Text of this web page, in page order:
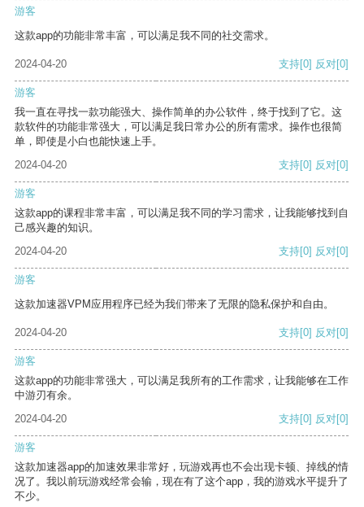
游客
这款app的功能非常丰富，可以满足我不同的社交需求。
2024-04-20 支持[0] 反对[0]
游客
我一直在寻找一款功能强大、操作简单的办公软件，终于找到了它。这
款软件的功能非常强大，可以满足我日常办公的所有需求。操作也很简
单，即使是小白也能快速上手。
2024-04-20
支持[0] 反对[0]
游客
这款app的课程非常丰富，可以满足我不同的学习需求，让我能够找到自
己感兴趣的知识。
2024-04-20
支持[0] 反对[0]
游客
这款加速器VPM应用程序已经为我们带来了无限的隐私保护和自由。
2024-04-20 支持[0] 反对[0]
游客
这款app的功能非常强大，可以满足我所有的工作需求，让我能够在工作
中游刃有余。
2024-04-20
支持[0] 反对[0]
游客
这款加速器app的加速效果非常好，玩游戏再也不会出现卡顿、掉线的情
况了。我以前玩游戏经常会输，现在有了这个app，我的游戏水平提升了
不少。